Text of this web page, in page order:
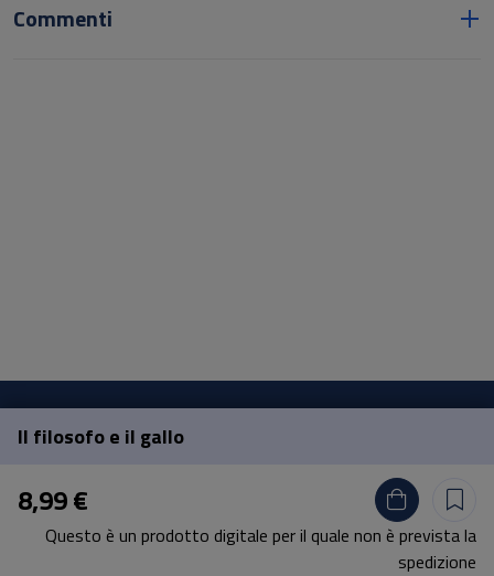
Commenti
Il filosofo e il gallo
8,99 €
Questo è un prodotto digitale per il quale non è prevista la
spedizione
Pisa University Press
Lungarno Pacinotti 43/44 56126 Pisa
tel.+39 050 2212056